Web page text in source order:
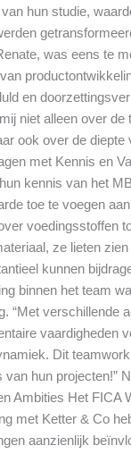
hun studie,
was eens te
en
niet alleen over de
ook over de diepte
met Kennis en
kennis van het
toe te voegen
voedingsstoffen
ze lieten zien
kunnen
binnen het team
“Met verschillende
vaardigheden
Dit
hun projecten!”
Ambities Het FICA
met Ketter & Co
aanzienlijk